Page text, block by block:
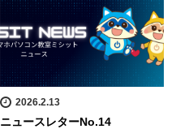
2026.2.13
ニュースレターNo.14